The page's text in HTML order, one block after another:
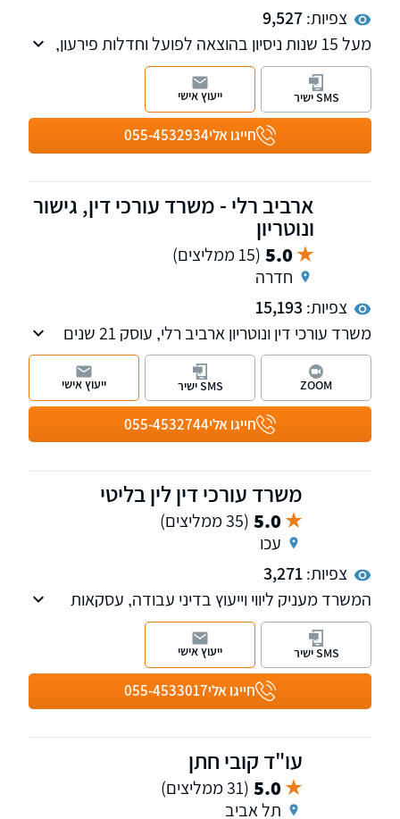
צפיות:9,527
מעל 15 שנות ניסיון בהוצאה לפועל וחדלות פירעון,
פירוק חברות ומיצוי זכויות עובדים בפירוק חברה,
צוואות וירושות לרבות התנגדויות, גירושין, מזונות
וייפוי כוח מתמשך, נזיקין ומשפט מסחרי. שלוחות
בחדרה ובני ברק. חייגו אלי055-4532934
SMS ישיר ייעוץ אישי
ארביב רלי - משרד עורכי דין, גישור
ונוטריון
5.0 (15 ממליצים)
חדרה
צפיות: 15,193
משרד עורכי דין ונוטריון ארביב רלי, עוסק 21 שנים
בתחומי המשפט המסחרי, דיני עבודה ושירותי
נוטריון.
חייגו אלי055-4532744
ZOOM SMS ישיר ייעוץ אישי
משרד עורכי דין לין בליטי
5.0 (35 ממליצים)
עכו
צפיות:3,271
המשרד מעניק ליווי וייעוץ בדיני עבודה, עסקאות
במרקרעין, עריכת הסכמים- צוואת, ירושות וייפוי כוח
מתמשך
חייגו אלי055-4533017
SMS ישיר ייעוץ אישי
עו"ד קובי חתן
5.0 (31 ממליצים)
תל אביב